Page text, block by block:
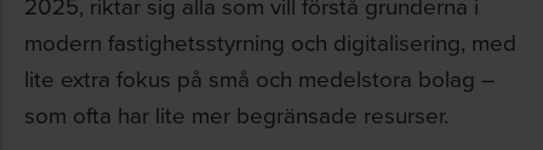
modern fastighetsstyrning och digitalisering, med
lite extra fokus på små och medelstora bolag –
som ofta har lite mer begränsade resurser.